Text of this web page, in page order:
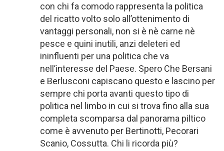
con chi fa comodo rappresenta la politica
del ricatto volto solo all’ottenimento di
vantaggi personali, non si è nè carne nè
pesce e quini inutili, anzi deleteri ed
ininfluenti per una politica che va
nell’interesse del Paese. Spero Che Bersani
e Berlusconi capiscano questo e lascino per
sempre chi porta avanti questo tipo di
politica nel limbo in cui si trova fino alla sua
completa scomparsa dal panorama piltico
come è avvenuto per Bertinotti, Pecorari
Scanio, Cossutta. Chi li ricorda più?